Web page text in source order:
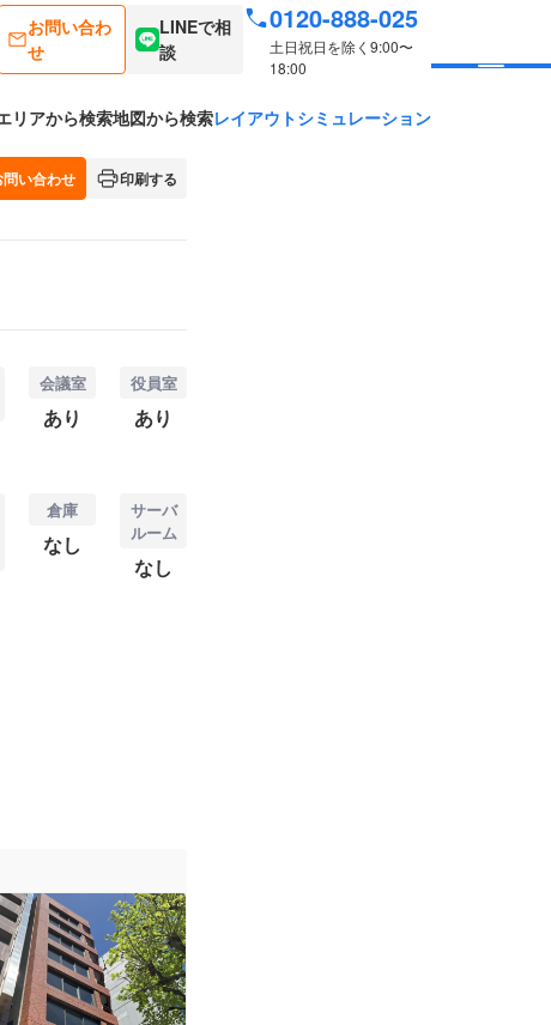
お問い合わ
せ
LINEで相
談
0120-888-025
土日祝日を除く9:00〜
18:00
リアから検索地図から検索レイアウトシミュレーション
問い合わせ 印刷する
会議室
あり
役員室
あり
倉庫
なし
サーバ
ルーム
なし